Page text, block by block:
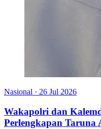
Nasional · 26 Jul 2026
Wakapolri dan
Perlengkapan Taruna